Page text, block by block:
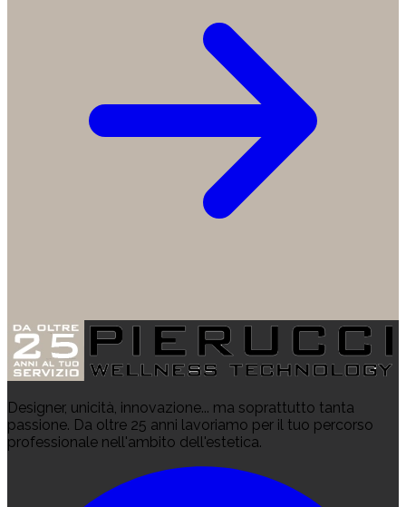
Designer, unicità, innovazione... ma soprattutto tanta
passione. Da oltre 25 anni lavoriamo per il tuo percorso
professionale nell'ambito dell'estetica.